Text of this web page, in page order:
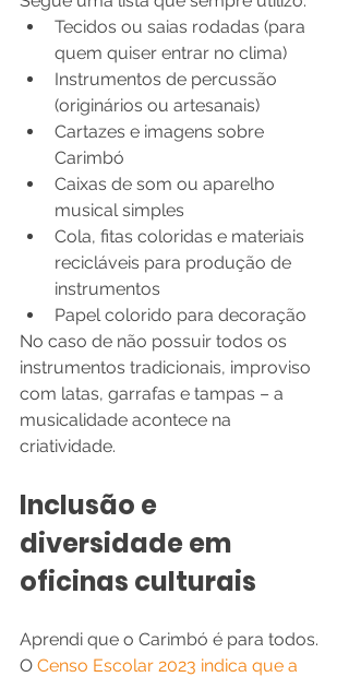
Tecidos ou saias rodadas (para
quem quiser entrar no clima)
Instrumentos de percussão
(originários ou artesanais)
Cartazes e imagens sobre
Carimbó
Caixas de som ou aparelho
musical simples
Cola, fitas coloridas e materiais
recicláveis para produção de
instrumentos
Papel colorido para decoração
No caso de não possuir todos os
instrumentos tradicionais, improviso
com latas, garrafas e tampas – a
musicalidade acontece na
criatividade.
Inclusão e
diversidade em
oficinas culturais
Aprendi que o Carimbó é para todos.
O Censo Escolar 2023 indica que a